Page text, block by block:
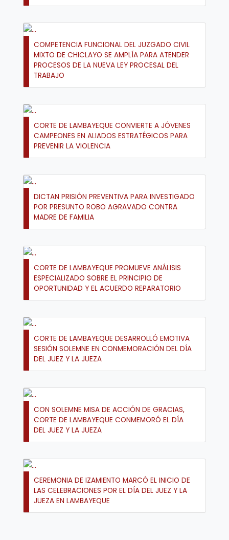
COMPETENCIA FUNCIONAL DEL JUZGADO CIVIL
MIXTO DE CHICLAYO SE AMPLÍA PARA ATENDER
PROCESOS DE LA NUEVA LEY PROCESAL DEL
TRABAJO
CORTE DE LAMBAYEQUE CONVIERTE A JÓVENES
CAMPEONES EN ALIADOS ESTRATÉGICOS PARA
PREVENIR LA VIOLENCIA
DICTAN PRISIÓN PREVENTIVA PARA INVESTIGADO
POR PRESUNTO ROBO AGRAVADO CONTRA
MADRE DE FAMILIA
CORTE DE LAMBAYEQUE PROMUEVE ANÁLISIS
ESPECIALIZADO SOBRE EL PRINCIPIO DE
OPORTUNIDAD Y EL ACUERDO REPARATORIO
CORTE DE LAMBAYEQUE DESARROLLÓ EMOTIVA
SESIÓN SOLEMNE EN CONMEMORACIÓN DEL DÍA
DEL JUEZ Y LA JUEZA
CON SOLEMNE MISA DE ACCIÓN DE GRACIAS,
CORTE DE LAMBAYEQUE CONMEMORÓ EL DÍA
DEL JUEZ Y LA JUEZA
CEREMONIA DE IZAMIENTO MARCÓ EL INICIO DE
LAS CELEBRACIONES POR EL DÍA DEL JUEZ Y LA
JUEZA EN LAMBAYEQUE